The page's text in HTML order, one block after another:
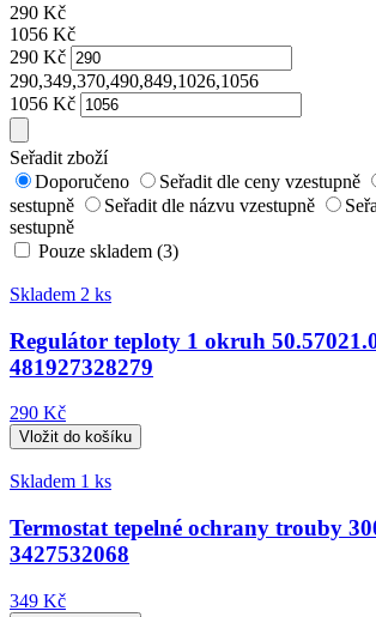
290 Kč
1056 Kč
290 Kč
290,349,370,490,849,1026,1056
1056 Kč
Seřadit zboží
Doporučeno
Seřadit dle ceny vzestupně
sestupně
Seřadit dle názvu vzestupně
sestupně
Pouze skladem (3)
Skladem 2 ks
Regulátor teploty 1 okruh
481927328279
290 Kč
Skladem 1 ks
Termostat tepelné ochrany trouby
3427532068
349 Kč